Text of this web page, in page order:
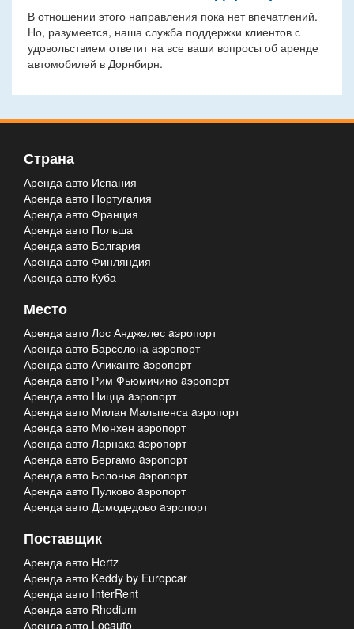
В отношении этого направления пока нет впечатлений.
Но, разумеется, наша служба поддержки клиентов с
удовольствием ответит на все ваши вопросы об аренде
автомобилей в Дорнбирн.
Страна
Аренда авто Испания
Аренда авто Португалия
Аренда авто Франция
Аренда авто Польша
Аренда авто Болгария
Аренда авто Финляндия
Аренда авто Куба
Место
Аренда авто Лос Анджелес aэропорт
Аренда авто Барселона aэропорт
Аренда авто Аликанте aэропорт
Аренда авто Рим Фьюмичино aэропорт
Аренда авто Ницца aэропорт
Аренда авто Милан Мальпенса aэропорт
Аренда авто Мюнхен aэропорт
Аренда авто Ларнака aэропорт
Аренда авто Бергамо aэропорт
Аренда авто Болонья aэропорт
Аренда авто Пулково aэропорт
Аренда авто Домодедово aэропорт
Поставщик
Аренда авто Hertz
Аренда авто Keddy by Europcar
Аренда авто InterRent
Аренда авто Rhodium
Аренда авто Locauto